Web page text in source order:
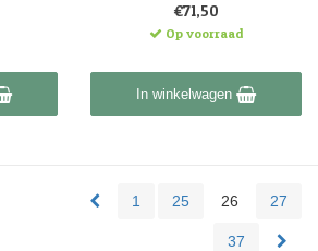
€71,50
Op voorraad
In winkelwagen
1 25 26 27
37